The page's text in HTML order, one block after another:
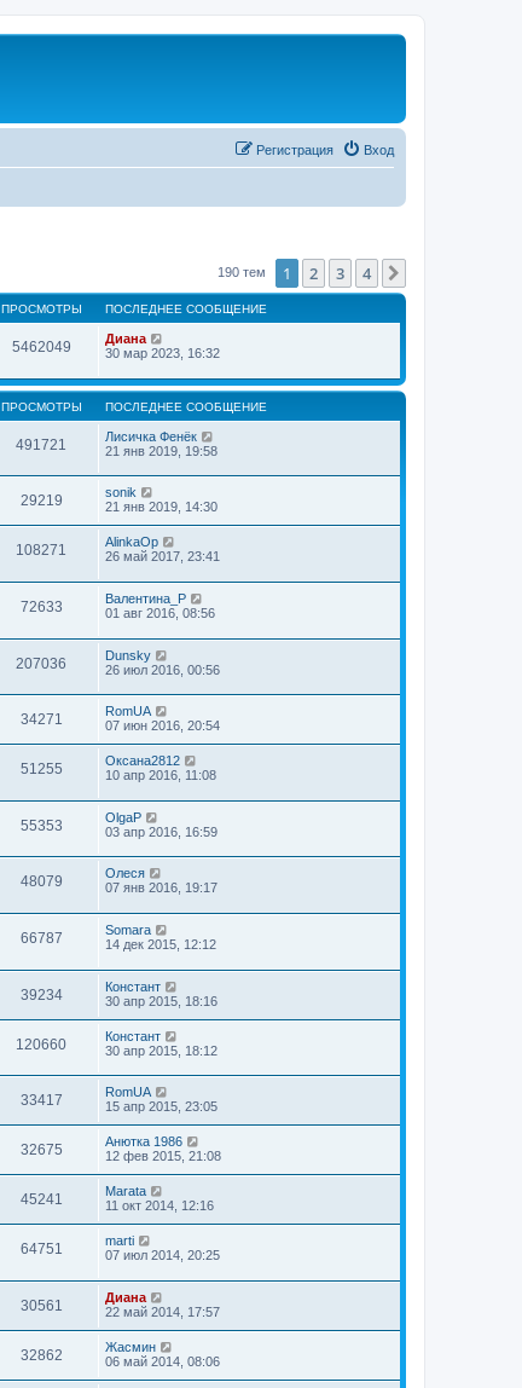
Вход
Регистрация
190 тем 1 2 3 4
ПРОСМОТРЫ ПОСЛЕДНЕЕ СООБЩЕНИЕ
5462049
Диана
30 мар 2023, 16:32
ПРОСМОТРЫ ПОСЛЕДНЕЕ СООБЩЕНИЕ
491721
Лисичка Фенёк
21 янв 2019, 19:58
29219
sonik
21 янв 2019, 14:30
108271
AlinkaOp
26 май 2017, 23:41
72633
Валентина_Р
01 авг 2016, 08:56
207036
Dunsky
26 июл 2016, 00:56
34271
RomUA
07 июн 2016, 20:54
51255
Оксана2812
10 апр 2016, 11:08
55353
OlgaP
03 апр 2016, 16:59
48079
Олеся
07 янв 2016, 19:17
66787
Somara
14 дек 2015, 12:12
39234
Констант
30 апр 2015, 18:16
120660
Констант
30 апр 2015, 18:12
33417
RomUA
15 апр 2015, 23:05
32675
Анюткa 1986
12 фев 2015, 21:08
45241
Marata
11 окт 2014, 12:16
64751
marti
07 июл 2014, 20:25
30561
Диана
22 май 2014, 17:57
32862
Жасмин
06 май 2014, 08:06